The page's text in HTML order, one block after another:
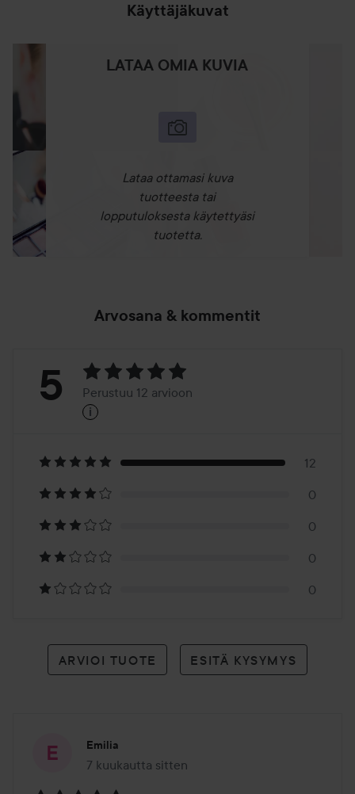
Käyttäjäkuvat
LATAA OMIA KUVIA
Lataa ottamasi kuva
tuotteesta tai
lopputuloksesta käytettyäsi
tuotetta.
Arvosana & kommentit
Arvosana:
Perustuu
12
arvioon
5 Perustuu 12 arvioon
i
12
0
0
0
0
ARVIOI TUOTE ESITÄ KYSYMYS
Emilia
7 kuukautta sitten
Viesti luotiin 7 kuukautta sitten